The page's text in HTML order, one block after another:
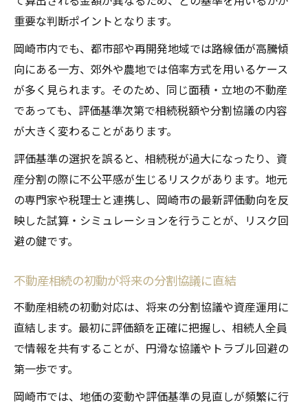
重要な判断ポイントとなります。
岡崎市内でも、都市部や再開発地域では路線価が高騰傾
向にある一方、郊外や農地では倍率方式を用いるケース
が多く見られます。そのため、同じ面積・立地の不動産
であっても、評価基準次第で相続税額や分割協議の内容
が大きく変わることがあります。
評価基準の選択を誤ると、相続税が過大になったり、資
産分割の際に不公平感が生じるリスクがあります。地元
の専門家や税理士と連携し、岡崎市の最新評価動向を反
映した試算・シミュレーションを行うことが、リスク回
避の鍵です。
不動産相続の初動が将来の分割協議に直結
不動産相続の初動対応は、将来の分割協議や資産運用に
直結します。最初に評価額を正確に把握し、相続人全員
で情報を共有することが、円滑な協議やトラブル回避の
第一歩です。
岡崎市では、地価の変動や評価基準の見直しが頻繁に行